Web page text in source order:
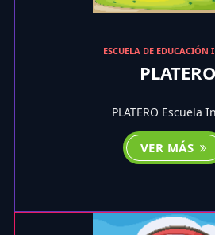
ESCUELA DE EDUCACIÓN
PLATERO
PLATERO Escuela
VER MÁS